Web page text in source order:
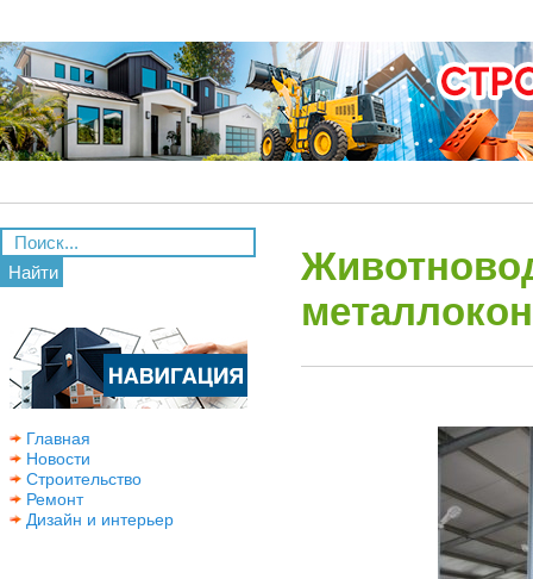
Найти
Главная
Новости
Строительство
Ремонт
Дизайн и интерьер